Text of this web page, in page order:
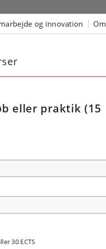
og innovation
eller praktik (15
30 ECTS